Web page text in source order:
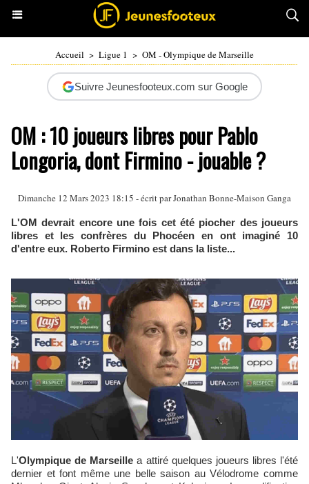
Accueil > Ligue 1 > OM - Olympique de Marseille
Suivre Jeunesfooteux.com sur Google
OM : 10 joueurs libres pour Pablo
Longoria, dont Firmino - jouable ?
Dimanche 12 Mars 2023 18:15 - écrit parJonathan Bonne-Maison Ganga
L'OM devrait encore une fois cet été piocher des joueurs
libres et les confrères du Phocéen en ont imaginé 10
d'entre eux. Roberto Firmino est dans la liste...
L'Olympique de Marseille a attiré quelques joueurs libres l'été
dernier et font même une belle saison au Vélodrome comme